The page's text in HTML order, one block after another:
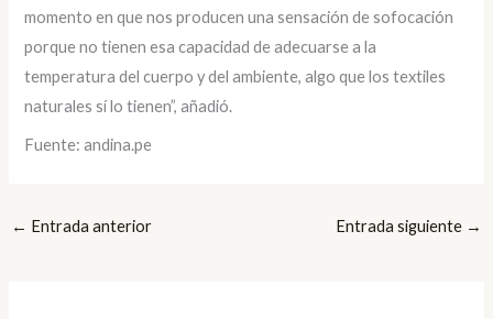
momento en que nos producen una sensación de sofocación
porque no tienen esa capacidad de adecuarse a la
temperatura del cuerpo y del ambiente, algo que los textiles
naturales sí lo tienen”, añadió.
Fuente: andina.pe
← Entrada anterior Entrada siguiente →